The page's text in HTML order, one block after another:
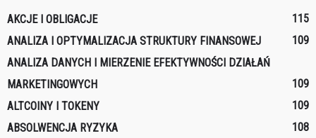
AKCJE I OBLIGACJE
115
ANALIZA I OPTYMALIZACJA STRUKTURY FINANSOWEJ
109
ANALIZA DANYCH I MIERZENIE EFEKTYWNOŚCI DZIAŁAŃ
MARKETINGOWYCH
109
ALTCOINY I TOKENY
109
ABSOLWENCJA RYZYKA
108